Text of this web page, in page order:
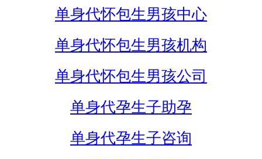
单身代怀包生男孩中心
单身代怀包生男孩机构
单身代怀包生男孩公司
单身代孕生子助孕
单身代孕生子咨询